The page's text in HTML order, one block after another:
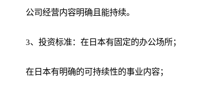
公司经营内容明确且能持续。
3、投资标准：在日本有固定的办公场所；
在日本有明确的可持续性的事业内容；